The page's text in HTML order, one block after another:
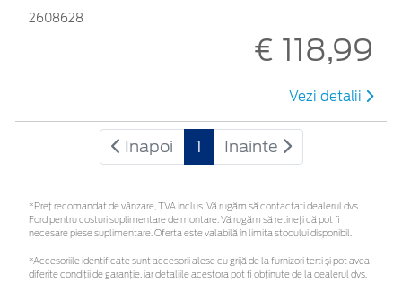
2608628
€ 118,99
Vezi detalii
Inapoi 1 Inainte
*Preţ recomandat de vânzare, TVA inclus. Vă rugăm să contactaţi dealerul dvs.
Ford pentru costuri suplimentare de montare. Vă rugăm să rețineți că pot fi
necesare piese suplimentare. Oferta este valabilă în limita stocului disponibil.
*Accesoriile identificate sunt accesorii alese cu grijă de la furnizori terți și pot avea
diferite condiții de garanție, iar detaliile acestora pot fi obținute de la dealerul dvs.